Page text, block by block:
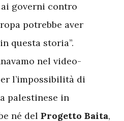
ai governi contro
potrebbe aver
questa storia”.
nel video-
l’impossibilità di
palestinese in
né del Progetto Baita,